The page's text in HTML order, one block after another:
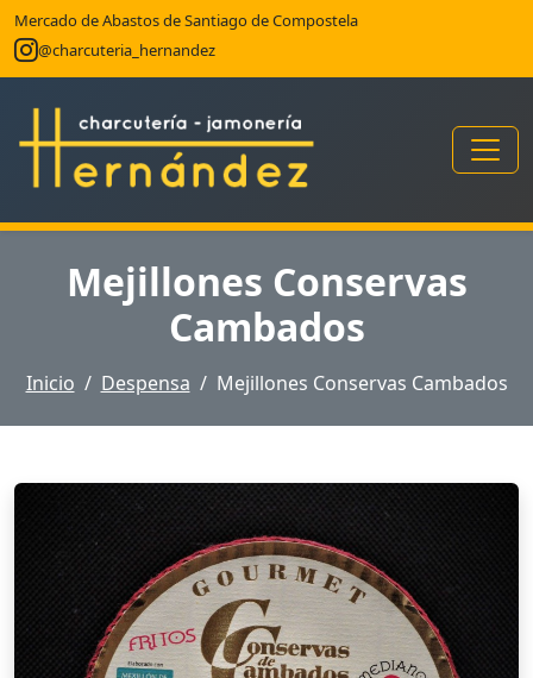
Mercado de Abastos de Santiago de Compostela
@charcuteria_hernandez
Mejillones Conservas
Cambados
Inicio Despensa Mejillones Conservas Cambados